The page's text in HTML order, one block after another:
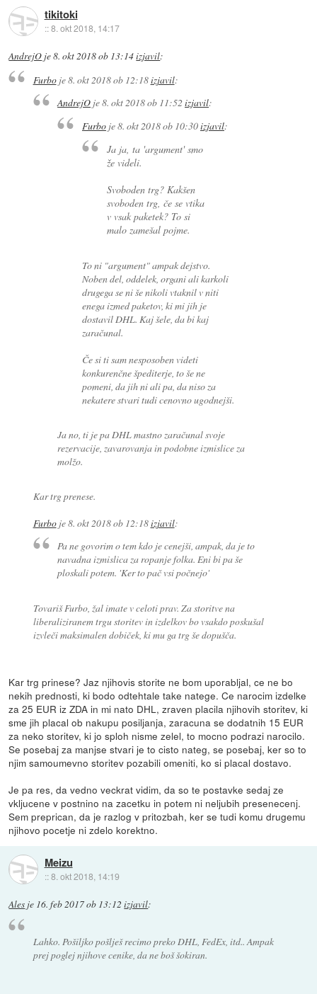
tikitoki
::8. okt 2018, 14:17
AndrejO je8. okt 2018 ob 13:14izjavil:
Furboje8. okt 2018 ob 12:18izjavil:
AndrejO je8. okt 2018 ob 11:52izjavil:
Furboje8. okt 2018 ob 10:30izjavil:
Ja ja, ta 'argument' smo
že videli.
Svoboden trg? Kakšen
svoboden trg, če se vtika
v vsak paketek? To si
malo zamešal pojme.
To ni "argument" ampak dejstvo.
Noben del, oddelek, organi ali karkoli
drugega se ni še nikoli vtaknil v niti
enega izmed paketov, ki mi jih je
dostavil DHL. Kaj šele, da bi kaj
zaračunal.
Če si ti sam nesposoben videti
konkurenčne špediterje, to še ne
pomeni, da jih ni ali pa, da niso za
nekatere stvari tudi cenovno ugodnejši.
Ja no, ti je pa DHL mastno zaračunal svoje
rezervacije, zavarovanja in podobne izmislice za
molžo.
Kar trg prenese.
Furboje8. okt 2018 ob 12:18izjavil:
Pa ne govorim o tem kdo je cenejši, ampak, da je to
navadna izmislica za ropanje folka. Eni bi pa še
ploskali potem. 'Ker to pač vsi počnejo'
Tovariš Furbo, žal imate v celoti prav. Za storitve na
liberaliziranem trgu storitev in izdelkov bo vsakdo poskušal
izvleči maksimalen dobiček, ki mu ga trg še dopušča.
Kar trg prinese? Jaz njihovis storite ne bom uporabljal, ce ne bo
nekih prednosti, ki bodo odtehtale take natege. Ce narocim izdelke
za 25 EUR iz ZDA in mi nato DHL, zraven placila njihovih storitev, ki
sme jih placal ob nakupu posiljanja, zaracuna se dodatnih 15 EUR
za neko storitev, ki jo sploh nisme zelel, to mocno podrazi narocilo.
Se posebaj za manjse stvari je to cisto nateg, se posebaj, ker so to
njim samoumevno storitev pozabili omeniti, ko si placal dostavo.
Je pa res, da vedno veckrat vidim, da so te postavke sedaj ze
vkljucene v postnino na zacetku in potem ni neljubih presenecenj.
Sem preprican, da je razlog v pritozbah, ker se tudi komu drugemu
njihovo pocetje ni zdelo korektno.
Meizu
::8. okt 2018, 14:19
Ales je 16. feb 2017 ob 13:12 izjavil:
Lahko. Pošiljko pošlješ recimo preko DHL, FedEx, itd.. Ampak
prej poglej njihove cenike, da ne boš šokiran.